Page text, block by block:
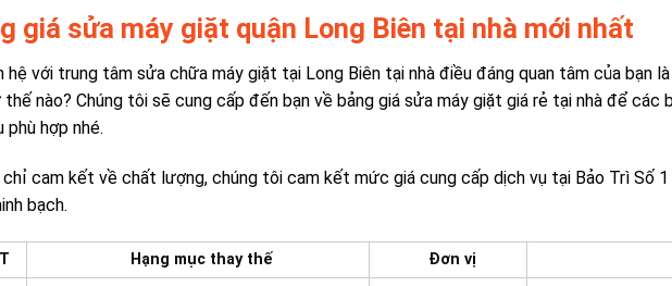
giá sửa máy giặt quận Long Biên tại nhà mới nhất
hệ với trung tâm sửa chữa máy giặt tại Long Biên tại nhà điều đáng quan tâm của bạn
thế nào? Chúng tôi sẽ cung cấp đến bạn về bảng giá sửa máy giặt giá rẻ tại nhà để các
phù hợp nhé.
chỉ cam kết về chất lượng, chúng tôi cam kết mức giá cung cấp dịch vụ tại Bảo Trì Số
bạch.
Hạng mục thay thế Đơn vị